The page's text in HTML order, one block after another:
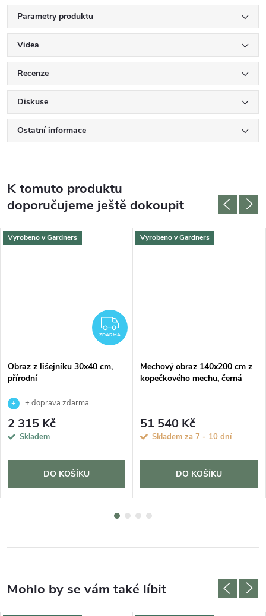
Parametry produktu
Videa
Recenze
Diskuse
Ostatní informace
K tomuto produktu
doporučujeme ještě dokoupit
Vyrobeno v Gardners
ZDARMA
ZDARMA
Obraz z lišejníku 30x40 cm,
přírodní
+ doprava zdarma
2 315 Kč
Skladem
DO KOŠÍKU
Vyrobeno v Gardners
Mechový obraz 140x200 cm z
kopečkového mechu, černá
51 540 Kč
Skladem za 7 - 10 dní
DO KOŠÍKU